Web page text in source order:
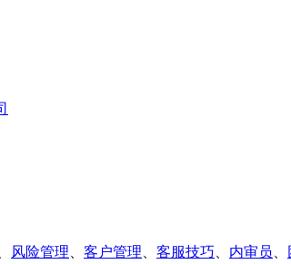
风险管理 客户管理 客服技巧 内审员